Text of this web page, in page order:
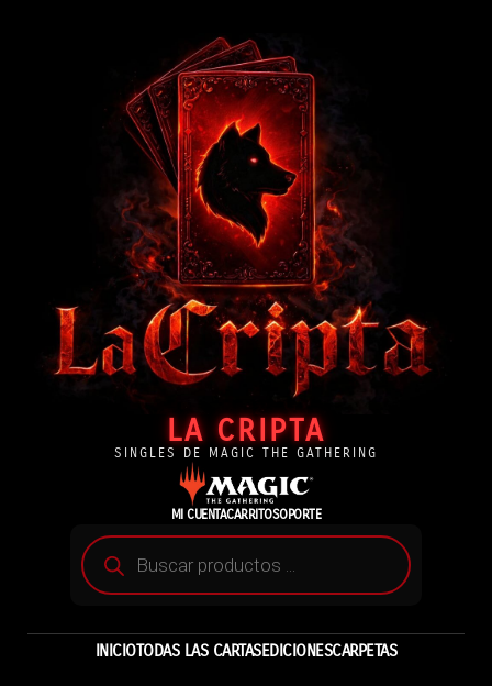
LA CRIPTA
SINGLES DE MAGIC THE GATHERING
MI CUENTACARRITOSOPORTE
INICIOTODAS LAS CARTASEDICIONESCARPETAS